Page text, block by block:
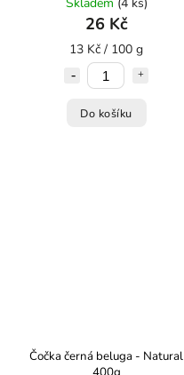
26 Kč
13 Kč / 100 g
Do košíku
Čočka černá beluga - Natural